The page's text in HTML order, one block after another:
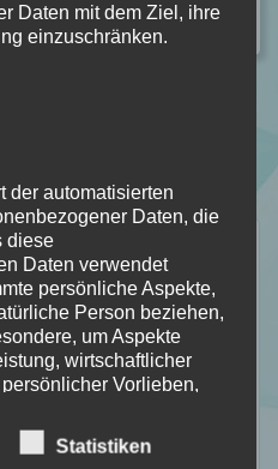
Daten mit dem Ziel, ihre
einzuschränken.
der automatisierten
Daten, die
diese
Daten verwendet
persönliche Aspekte,
Person beziehen,
um Aspekte
wirtschaftlicher
Vorlieben,
Ortswechsel dieser
analysieren oder
Statistiken